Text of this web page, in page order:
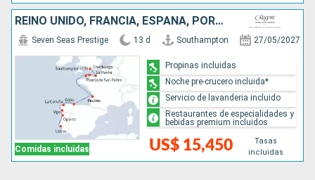
REINO UNIDO, FRANCIA, ESPAÑA, PORTUGAL
Comidas incluidas
Seven Seas Prestige 13 d Southampton 27/05/2027
US$ 15,450
Tasas
incluidas
Propinas incluidas
Noche pre-crucero incluida*
Servicio de lavanderia incluido
Restaurantes de especialidades y
bebidas premium incluidos